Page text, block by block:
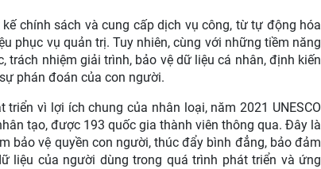
chính sách và cung cấp dịch vụ công, từ tự động hóa
phục vụ quản trị. Tuy nhiên, cùng với những tiềm năng
nhiệm giải trình, bảo vệ dữ liệu cá nhân, định kiến
phán đoán của con người.
vì lợi ích chung của nhân loại, năm 2021 UNESCO
tạo, được 193 quốc gia thành viên thông qua. Đây là
bảo vệ quyền con người, thúc đẩy bình đẳng, bảo đảm
liệu của người dùng trong quá trình phát triển và ứng